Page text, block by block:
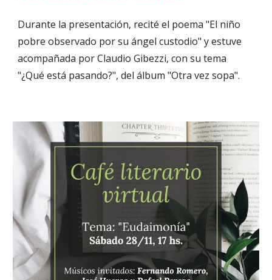
Durante la presentación, recité el poema "El niño
pobre observado por su ángel custodio" y estuve
acompañada por Claudio Gibezzi, con su tema
"¿Qué está pasando?", del álbum "Otra vez sopa".